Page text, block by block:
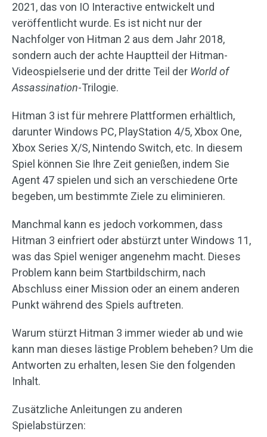
2021, das von IO Interactive entwickelt und
veröffentlicht wurde. Es ist nicht nur der
Nachfolger von Hitman 2 aus dem Jahr 2018,
sondern auch der achte Hauptteil der Hitman-
Videospielserie und der dritte Teil der World of
Assassination-Trilogie.
Hitman 3 ist für mehrere Plattformen erhältlich,
darunter Windows PC, PlayStation 4/5, Xbox One,
Xbox Series X/S, Nintendo Switch, etc. In diesem
Spiel können Sie Ihre Zeit genießen, indem Sie
Agent 47 spielen und sich an verschiedene Orte
begeben, um bestimmte Ziele zu eliminieren.
Manchmal kann es jedoch vorkommen, dass
Hitman 3 einfriert oder abstürzt unter Windows 11,
was das Spiel weniger angenehm macht. Dieses
Problem kann beim Startbildschirm, nach
Abschluss einer Mission oder an einem anderen
Punkt während des Spiels auftreten.
Warum stürzt Hitman 3 immer wieder ab und wie
kann man dieses lästige Problem beheben? Um die
Antworten zu erhalten, lesen Sie den folgenden
Inhalt.
Zusätzliche Anleitungen zu anderen
Spielabstürzen: